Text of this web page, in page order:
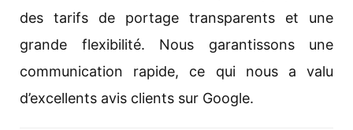
des tarifs de portage transparents et une
grande flexibilité. Nous garantissons une
communication rapide, ce qui nous a valu
d’excellents avis clients sur Google.